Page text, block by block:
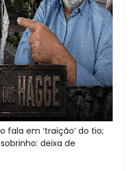
fala em ‘traição’ do tio;
deixa de